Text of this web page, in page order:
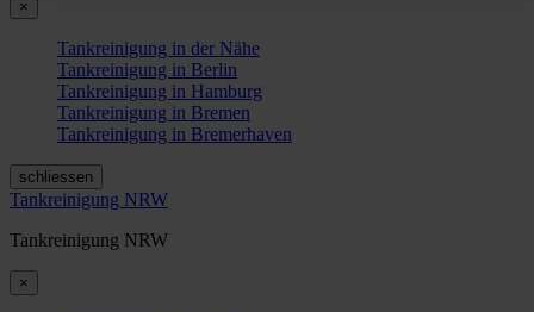
×
Tankreinigung in der Nähe
Tankreinigung in Berlin
Tankreinigung in Hamburg
Tankreinigung in Bremen
Tankreinigung in Bremerhaven
schliessen
Tankreinigung NRW
Tankreinigung NRW
×